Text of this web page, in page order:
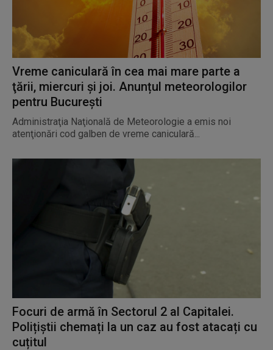
Vreme caniculară în cea mai mare parte a
ţării, miercuri şi joi. Anunțul meteorologilor
pentru București
Administraţia Naţională de Meteorologie a emis noi
atenţionări cod galben de vreme caniculară...
Focuri de armă în Sectorul 2 al Capitalei.
Polițiștii chemați la un caz au fost atacați cu
cuțitul